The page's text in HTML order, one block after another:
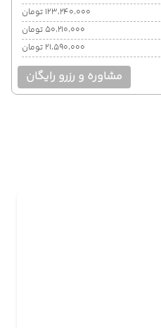
۱۲۳٬۲۴۰٬۰۰۰ تومان
۵۰٬۲۱۰٬۰۰۰ تومان
۲۱٬۵۹۰٬۰۰۰ تومان
مشاوره و رزرو رایگان